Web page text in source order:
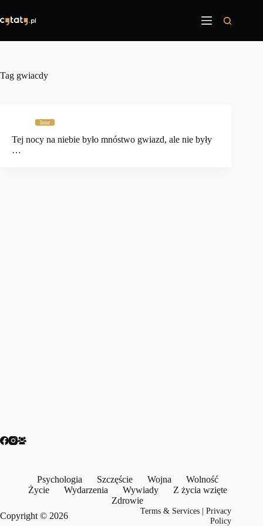
treści
Tag gwiacdy
Inne
Tej nocy na niebie było mnóstwo gwiazd, ale nie były
…
Psychologia Szczęście Wojna
Wolność
Życie
Wydarzenia Wywiady
Z życia wzięte
Zdrowie
Copyright © 2026
Terms & Services |Privacy
Policy